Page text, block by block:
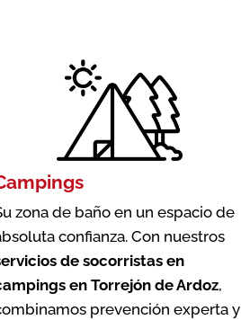
zona de baño en un espacio de
confianza. Con nuestros
de socorristas en
en Torrejón de Ardoz,
prevención experta y